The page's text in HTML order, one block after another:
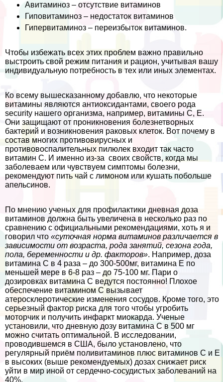
Авитаминоз – отсутствие витаминов
Гиповитаминоз – недостаток витаминов
Гипервитаминоз – переизбыток витаминов.
Чтобы избежать всех этих проблем важно правильно
выстроить свой режим питания и рацион, учитывая вашу
индивидуальную потребность в тех или иных элементах.
Ко всему вышесказанному добавлю, что некоторые
витамины являются антиоксидантами, своего рода
security нашего организма, например, витамины С, Е.
Они защищают от проникновения болезнетворных
бактерий и возникновения paковых клеток. Вот почему в
состав многих противовирусных и
противовоспалительных пилюлек входит так часто
витамин С. И именно из-за своих свойств, когда мы
заболеваем или чувствуем симптомы болезни,
рекомендуют пить чай с лимоном или кушать побольше
апельсинов.
По мнению ученых для профилактики дневная доза
витаминов должна быть увеличена в несколько раз по
сравнению с официальными рекомендациями, хоть я и
говорил что «суточная норма витаминов различается в
зависимости от возраста, рода занятий, сезона года,
пола, беременности и др. факторов». Например, доза
витамина С в 4 раза – до 300-500мг, витамина Е по
меньшей мере в 6-8 раз – до 75-100 мг. Пари о
дозировках витамина С ведутся постоянно! Плохое
обеспечение витамином С вызывает
атеросклеротические изменения сосудов. Кроме того, это
серьезный фактор риска для того чтобы угробить
моторчик и получить инфаркт миокарда. Ученые
установили, что дневную дозу витамина С в 500 мг
можно считать оптимальной. В исследовании,
проводившемся в США, было установлено, что
регулярный приём поливитаминов плюс витаминов С и Е
в высоких (выше рекомендуемых) дозах снижает риск
уйти в мир иной от сердечно-сосудистых заболеваний на
40%.